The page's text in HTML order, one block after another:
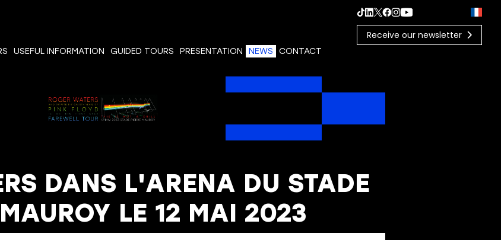
USEFUL INFORMATION GUIDED TOURS PRESENTATION NEWS CONTACT
Receive our newsletter
DANS L'ARENA DU STADE
LE 12 MAI 2023